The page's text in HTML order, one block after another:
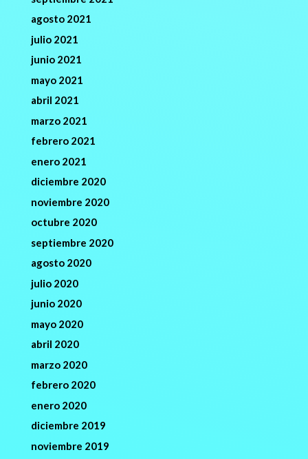
agosto 2021
julio 2021
junio 2021
mayo 2021
abril 2021
marzo 2021
febrero 2021
enero 2021
diciembre 2020
noviembre 2020
octubre 2020
septiembre 2020
agosto 2020
julio 2020
junio 2020
mayo 2020
abril 2020
marzo 2020
febrero 2020
enero 2020
diciembre 2019
noviembre 2019